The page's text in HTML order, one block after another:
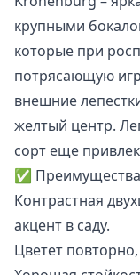
крупными
которые при
потрясающую
внешние
желтый центр.
сорт еще
✅
Контрастная
акцент в саду.
Цветет